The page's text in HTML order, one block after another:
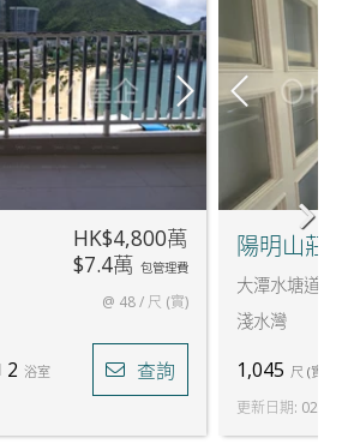
HK$4,800萬
$7.4萬 包管理費
@ 48 / 尺 (實)
2 浴室 查詢
陽明山莊
大潭水塘道
淺水灣
1,045 尺 (實
更新日期: